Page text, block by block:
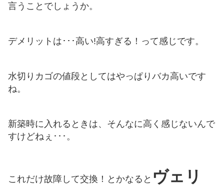
言うことでしょうか。
デメリットは･･･高い!高すぎる！って感じです。
水切りカゴの値段としてはやっぱりバカ高いです
ね。
新築時に入れるときは、そんなに高く感じないんで
すけどねぇ･･･。
これだけ故障して交換！とかなると ヴェリ